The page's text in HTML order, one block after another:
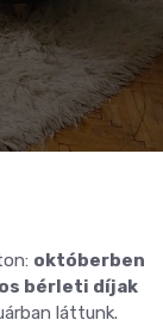
októberben
bérleti díjak
láttunk.